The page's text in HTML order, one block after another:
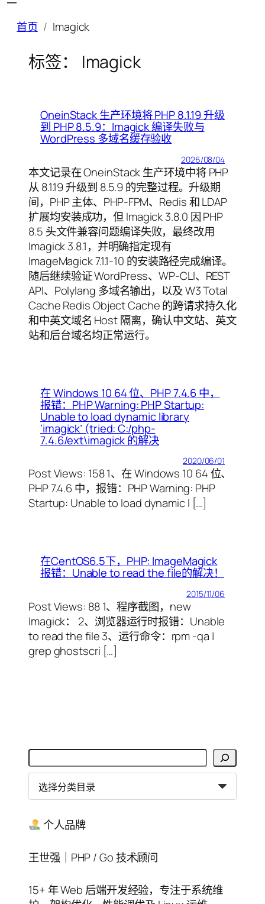
首页 Imagick
标签： Imagick
OneinStack 生产环境将 PHP 8.1.19 升级
到 PHP 8.5.9：Imagick 编译失败与
WordPress 多域名缓存验收
2026/08/04
本文记录在 OneinStack 生产环境中将 PHP
从 8.1.19 升级到 8.5.9 的完整过程。升级期
间，PHP 主体、PHP-FPM、Redis 和 LDAP
扩展均安装成功，但 Imagick 3.8.0 因 PHP
8.5 头文件兼容问题编译失败，最终改用
Imagick 3.8.1，并明确指定现有
ImageMagick 7.1.1-10 的安装路径完成编译。
随后继续验证 WordPress、WP-CLI、REST
API、Polylang 多域名输出，以及 W3 Total
Cache Redis Object Cache 的跨请求持久化
和中英文域名 Host 隔离，确认中文站、英文
站和后台域名均正常运行。
在 Windows 10 64 位、PHP 7.4.6 中，
报错：PHP Warning: PHP Startup:
Unable to load dynamic library
‘imagick’ (tried: C:/php-
7.4.6/ext\imagick 的解决
2020/06/01
Post Views: 158 1、在 Windows 10 64 位、
PHP 7.4.6 中，报错：PHP Warning: PHP
Startup: Unable to load dynamic l […]
在CentOS6.5下，PHP: ImageMagick
报错：Unable to read the file的解决！
2015/11/06
Post Views: 88 1、程序截图，new
Imagick： 2、浏览器运行时报错：Unable
to read the file 3、运行命令：rpm -qa |
grep ghostscri […]
搜
索
分
录 个人品牌
王世强｜PHP / Go 技术顾问
15+ 年 Web 后端开发经验，专注于系统维